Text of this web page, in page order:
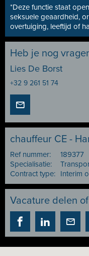
*Deze functie staat
seksuele geaardheid,
overtuiging, leeftijd of
Heb je nog
Lies De Borst
+32 9 261 51 74
chauffeur CE -
Ref nummer:
189377
Specialisatie:
Contract type:
Interim
Vacature delen